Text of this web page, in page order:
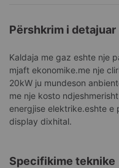
Përshkrim i detajuar
Kaldaja me gaz eshte nje
mjaft ekonomike.me nje
20kW ju mundeson
me nje kosto
energjise elektrike.eshte e
display dixhital.
Specifikime teknike